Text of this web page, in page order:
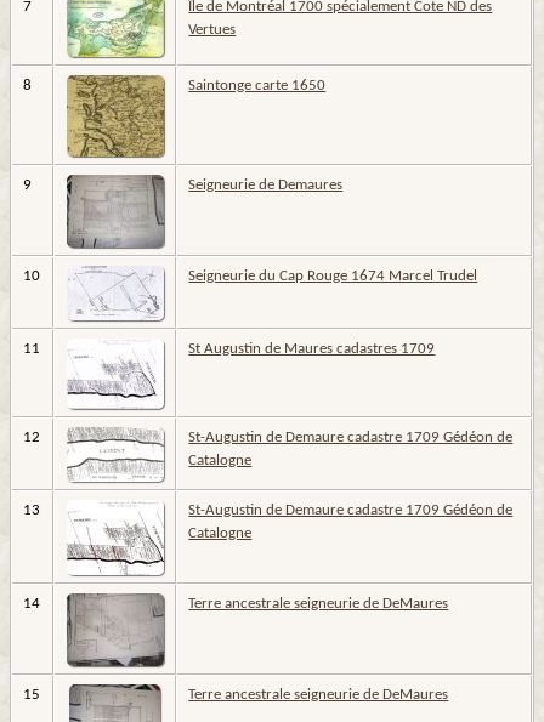
7
Île de Montréal 1700 spécialement Cote ND des
Vertues
8 Saintonge carte 1650
9 Seigneurie de Demaures
10 Seigneurie du Cap Rouge 1674 Marcel Trudel
11 St Augustin de Maures cadastres 1709
12
St-Augustin de Demaure cadastre 1709 Gédéon de
Catalogne
13
St-Augustin de Demaure cadastre 1709 Gédéon de
Catalogne
14 Terre ancestrale seigneurie de DeMaures
15 Terre ancestrale seigneurie de DeMaures